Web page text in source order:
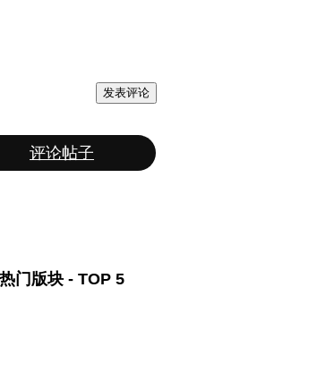
发表评论
评论帖子
热门版块 - TOP 5